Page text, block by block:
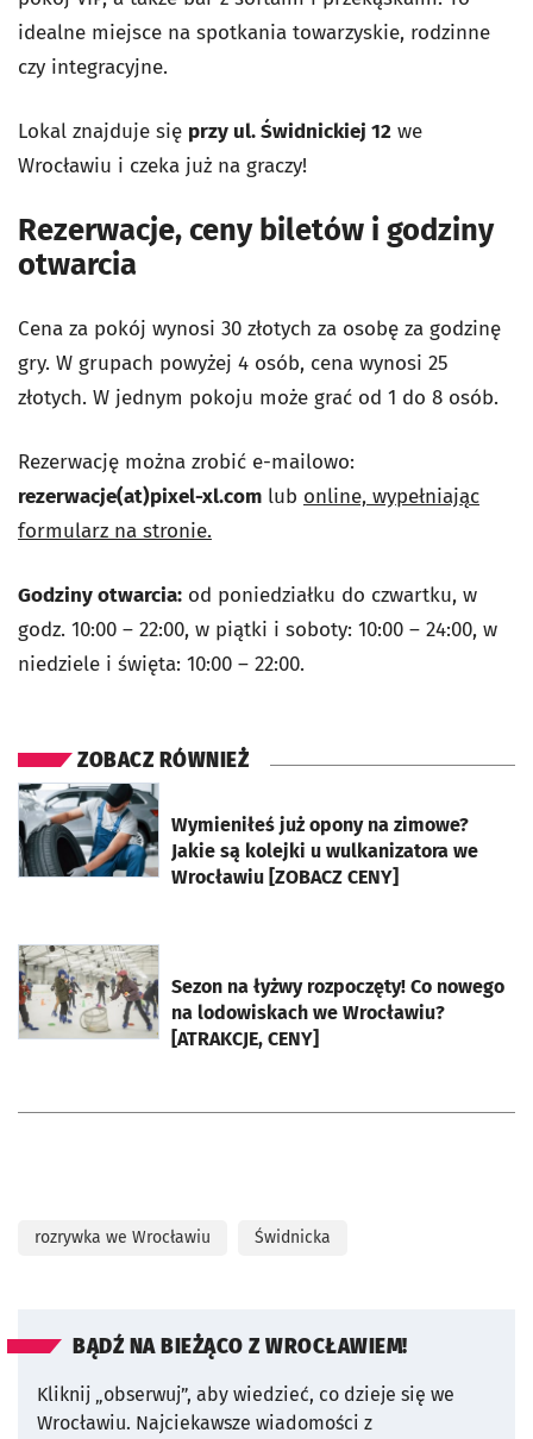
idealne miejsce na spotkania towarzyskie, rodzinne
czy integracyjne.
Lokal znajduje się przy ul. Świdnickiej 12 we
Wrocławiu i czeka już na graczy!
Rezerwacje, ceny biletów i godziny
otwarcia
Cena za pokój wynosi 30 złotych za osobę za godzinę
gry. W grupach powyżej 4 osób, cena wynosi 25
złotych. W jednym pokoju może grać od 1 do 8 osób.
Rezerwację można zrobić e-mailowo:
rezerwacje(at)pixel-xl.com lub online, wypełniając
formularz na stronie.
Godziny otwarcia: od poniedziałku do czwartku, w
godz. 10:00 – 22:00, w piątki i soboty: 10:00 – 24:00, w
niedziele i święta: 10:00 – 22:00.
ZOBACZ RÓWNIEŻ
Wymieniłeś już opony na zimowe?
Jakie są kolejki u wulkanizatora we
Wrocławiu [ZOBACZ CENY]
otworzy się w nowej karcie
Sezon na łyżwy rozpoczęty! Co nowego
na lodowiskach we Wrocławiu?
[ATRAKCJE, CENY]
otworzy się w nowej karcie
rozrywka we Wrocławiu Świdnicka
BĄDŹ NA BIEŻĄCO Z WROCŁAWIEM!
Kliknij „obserwuj”, aby wiedzieć, co dzieje się we
Wrocławiu. Najciekawsze wiadomości z